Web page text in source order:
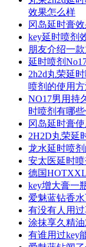
效果怎么样
冈岛延时膏
key延时喷剂
朋友介绍一
延时喷剂
2h2d丸荣延
喷剂的使用
NO17男用持
时喷剂有哪
冈岛延时膏
2H2D丸荣延
龙水延时喷
安太医延时
德国
key增大膏一
爱魅蓝钻香
有没有人用
涂抹享久精
有谁用过key